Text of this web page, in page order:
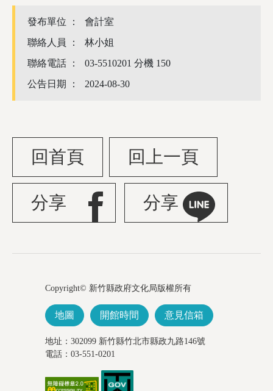
發布單位 ：
會計室
聯絡人員 ：
林小姐
聯絡電話 ：
03-5510201 分機 150
公告日期 ：
2024-08-30
回首頁 回上一頁
分享 分享
Copyright© 新竹縣政府文化局版權所有
地圖 開館時間 意見信箱
地址：302099 新竹縣竹北市縣政九路146號
電話：03-551-0201